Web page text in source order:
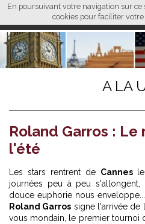
En poursuivant votre navigation sur
cookies pour faciliter
L M
A LA
Roland Garros :
l'été
Les stars rentrent de Cannesle
journées peu à peu
douce euphorie nous
Roland Garros signe l'arrivée de
vous mondain, le premier tournoi